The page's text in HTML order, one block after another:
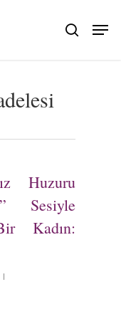
search
Huzuru
Sesiyle
Kadın: